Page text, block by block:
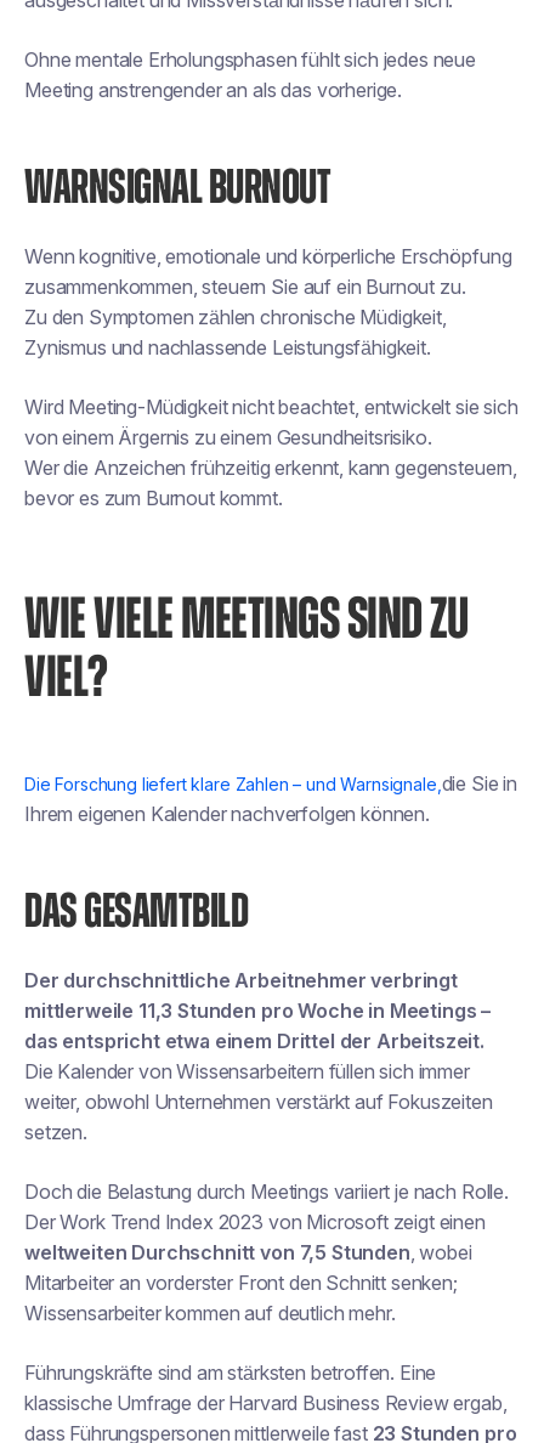
Ohne mentale Erholungsphasen fühlt sich jedes neue
Meeting anstrengender an als das vorherige.
WARNSIGNAL BURNOUT
Wenn kognitive, emotionale und körperliche Erschöpfung
zusammenkommen, steuern Sie auf ein Burnout zu.
Zu den Symptomen zählen chronische Müdigkeit,
Zynismus und nachlassende Leistungsfähigkeit.
Wird Meeting-Müdigkeit nicht beachtet, entwickelt sie sich
von einem Ärgernis zu einem Gesundheitsrisiko.
Wer die Anzeichen frühzeitig erkennt, kann gegensteuern,
bevor es zum Burnout kommt.
WIE VIELE MEETINGS SIND ZU
VIEL?
Die Forschung liefert klare Zahlen – und Warnsignale, die Sie in
Ihrem eigenen Kalender nachverfolgen können.
DAS GESAMTBILD
Der durchschnittliche Arbeitnehmer verbringt
mittlerweile 11,3 Stunden pro Woche in Meetings –
das entspricht etwa einem Drittel der Arbeitszeit.
Die Kalender von Wissensarbeitern füllen sich immer
weiter, obwohl Unternehmen verstärkt auf Fokuszeiten
setzen.
Doch die Belastung durch Meetings variiert je nach Rolle.
Der Work Trend Index 2023 von Microsoft zeigt einen
weltweiten Durchschnitt von 7,5 Stunden, wobei
Mitarbeiter an vorderster Front den Schnitt senken;
Wissensarbeiter kommen auf deutlich mehr.
Führungskräfte sind am stärksten betroffen. Eine
klassische Umfrage der Harvard Business Review ergab,
dass Führungspersonen mittlerweile fast 23 Stunden pro